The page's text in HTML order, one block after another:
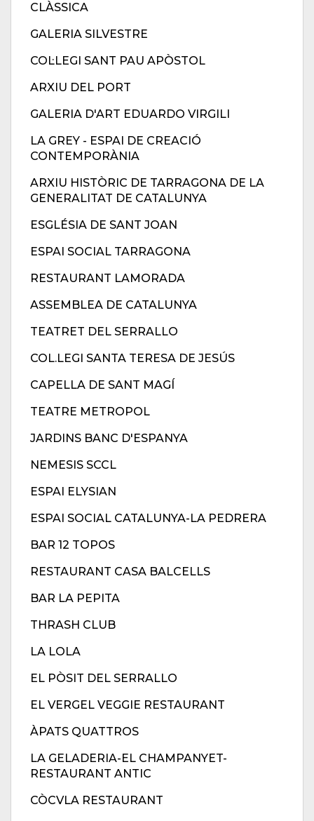
CLÀSSICA
GALERIA SILVESTRE
COL·LEGI SANT PAU APÒSTOL
ARXIU DEL PORT
GALERIA D'ART EDUARDO VIRGILI
LA GREY - ESPAI DE CREACIÓ
CONTEMPORÀNIA
ARXIU HISTÒRIC DE TARRAGONA DE LA
GENERALITAT DE CATALUNYA
ESGLÉSIA DE SANT JOAN
ESPAI SOCIAL TARRAGONA
RESTAURANT LAMORADA
ASSEMBLEA DE CATALUNYA
TEATRET DEL SERRALLO
COL.LEGI SANTA TERESA DE JESÚS
CAPELLA DE SANT MAGÍ
TEATRE METROPOL
JARDINS BANC D'ESPANYA
NEMESIS SCCL
ESPAI ELYSIAN
ESPAI SOCIAL CATALUNYA-LA PEDRERA
BAR 12 TOPOS
RESTAURANT CASA BALCELLS
BAR LA PEPITA
THRASH CLUB
LA LOLA
EL PÒSIT DEL SERRALLO
EL VERGEL VEGGIE RESTAURANT
ÀPATS QUATTROS
LA GELADERIA-EL CHAMPANYET-
RESTAURANT ANTIC
CÒCVLA RESTAURANT